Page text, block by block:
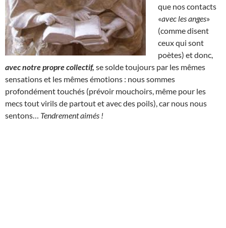
que nos contacts
«avec les anges»
(comme disent
ceux qui sont
poètes) et donc,
avec notre propre collectif, se solde toujours par les mêmes
sensations et les mêmes émotions : nous sommes
profondément touchés (prévoir mouchoirs, même pour les
mecs tout virils de partout et avec des poils), car nous nous
sentons… Tendrement aimés !